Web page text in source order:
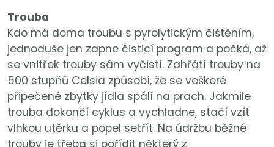
Trouba
Kdo má doma troubu s pyrolytickým čištěním,
jednoduše jen zapne čisticí program a počká, až
se vnitřek trouby sám vyčistí. Zahřátí trouby na
500 stupňů Celsia způsobí, že se veškeré
připečené zbytky jídla spálí na prach. Jakmile
trouba dokončí cyklus a vychladne, stačí vzít
vlhkou utěrku a popel setřít. Na údržbu běžné